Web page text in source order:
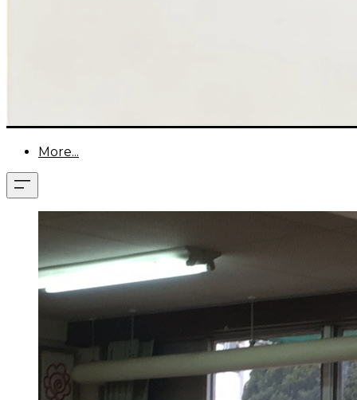
More...